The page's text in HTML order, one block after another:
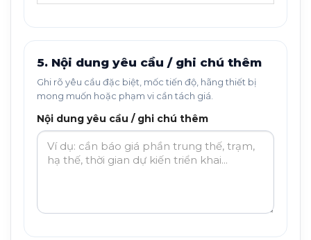
5. Nội dung yêu cầu / ghi chú thêm
Ghi rõ yêu cầu đặc biệt, mốc tiến độ, hãng thiết bị
mong muốn hoặc phạm vi cần tách giá.
Nội dung yêu cầu / ghi chú thêm